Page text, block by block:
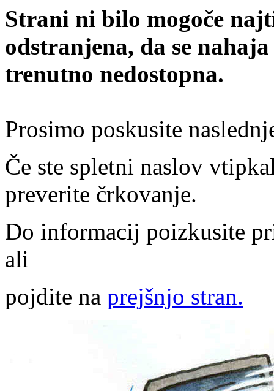
Strani ni bilo mogoče
odstranjena, da se
trenutno nedostopna.
Prosimo poskusite
Če ste spletni naslov
preverite črkovanje.
Do informacij poizkusite
ali
pojdite na prejšnjo stran.